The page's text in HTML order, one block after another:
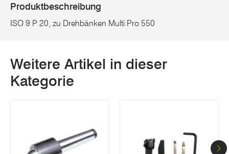
Produktbeschreibung
ISO 9 P 20, zu Drehbänken Multi Pro 550
Weitere Artikel in dieser
Kategorie